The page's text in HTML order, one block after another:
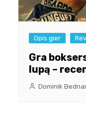
Opis gier
Gra
lupą –
Dominik